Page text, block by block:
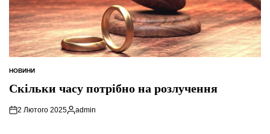
ОПУБЛІКУВАТИ
НОВИНИ
Скільки часу потрібно на розлучення
2 Лютого 2025
Опубліковано
admin